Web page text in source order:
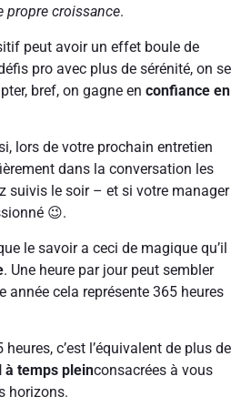
propre croissance.
peut avoir un effet boule de
pro avec plus de sérénité, on se
bref, on gagne en confiance en
lors de votre prochain entretien
dans la conversation les
suivis le soir – et si votre manager
😉.
le savoir a ceci de magique qu’il
. Une heure par jour peut sembler
année cela représente 365 heures
c’est l’équivalent de plus de
à temps pleinconsacrées à vous
horizons.